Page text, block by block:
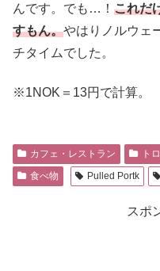
んです。でも…！ これだ
すもん。やはりノルウェ
チタイムでした。
※1NOK＝13円で計算。
カフェ・レストラン ト
食べ物
Pulled Portk
スポ